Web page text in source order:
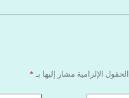
الحقول الإلزامية مشار إليها بـ *